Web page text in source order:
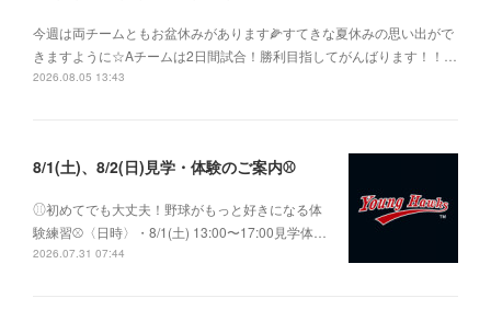
今週は両チームともお盆休みがあります🌽すてきな夏休みの思い出がで
きますように☆Aチームは2日間試合！勝利目指してがんばります！！…
2026.08.05 13:43
8/1(土)、8/2(日)見学・体験のご案内⚾️
⚾︎初めてでも大丈夫！野球がもっと好きになる体
験練習⚾〈日時〉・8/1(土) 13:00〜17:00見学体…
2026.07.31 07:44